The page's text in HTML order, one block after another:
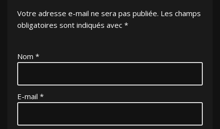
Votre adresse e-mail ne sera pas publiée. Les champs
obligatoires sont indiqués avec *
Nom *
E-mail *